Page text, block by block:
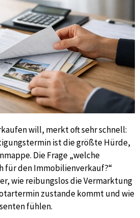
will, merkt oft sehr schnell:
ist die größte Hürde,
Die Frage „welche
für den Immobilienverkauf?“
wie reibungslos die Vermarktung
zustande kommt und wie
fühlen.